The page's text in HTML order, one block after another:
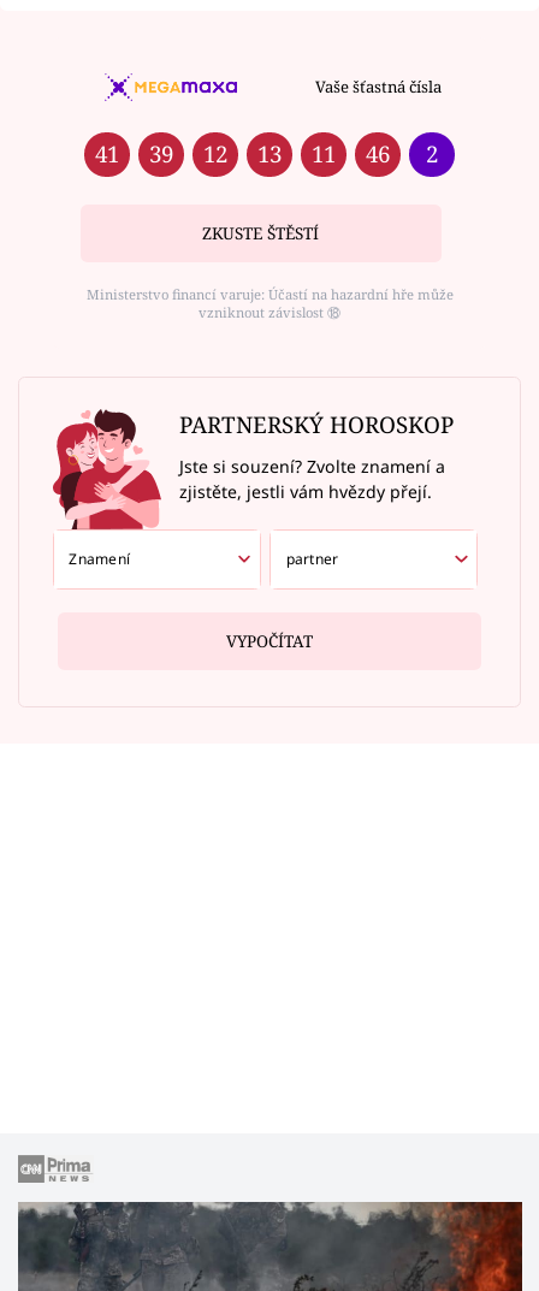
Vaše šťastná čísla
41 39 12 13 11 46 2
ZKUSTE ŠTĚSTÍ
Ministerstvo financí varuje: Účastí na hazardní hře může
vzniknout závislost ⑱
PARTNERSKÝ HOROSKOP
Jste si souzení? Zvolte znamení a
zjistěte, jestli vám hvězdy přejí.
VYPOČÍTAT